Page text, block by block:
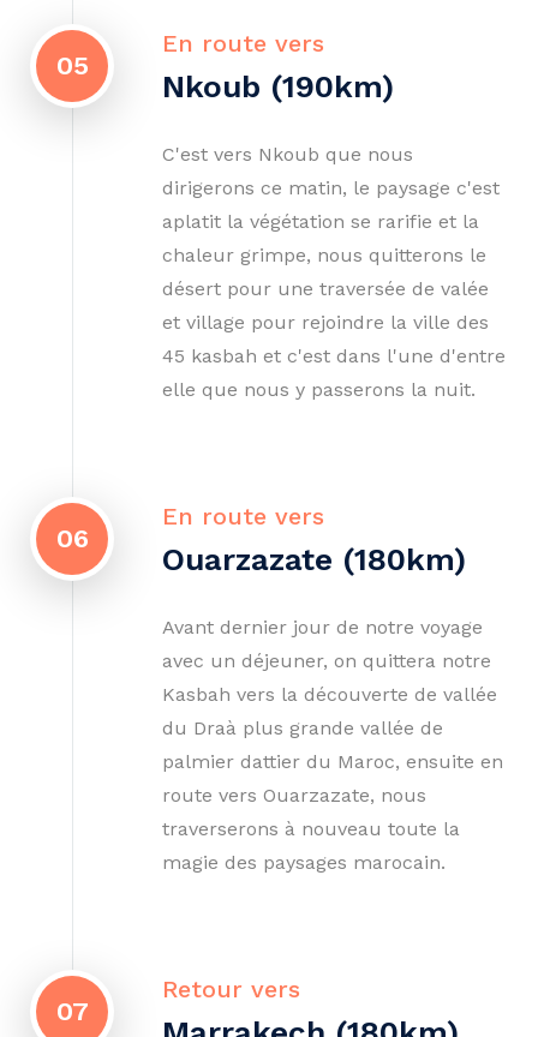
05
En route vers
Nkoub (190km)
C'est vers Nkoub que nous
dirigerons ce matin, le paysage c'est
aplatit la végétation se rarifie et la
chaleur grimpe, nous quitterons le
désert pour une traversée de valée
et village pour rejoindre la ville des
45 kasbah et c'est dans l'une d'entre
elle que nous y passerons la nuit.
06
En route vers
Ouarzazate (180km)
Avant dernier jour de notre voyage
avec un déjeuner, on quittera notre
Kasbah vers la découverte de vallée
du Draà plus grande vallée de
palmier dattier du Maroc, ensuite en
route vers Ouarzazate, nous
traverserons à nouveau toute la
magie des paysages marocain.
07
Retour vers